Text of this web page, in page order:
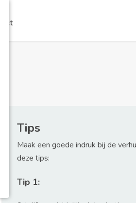
Tips
Maak een goede indruk bij de
deze tips:
Tip 1: